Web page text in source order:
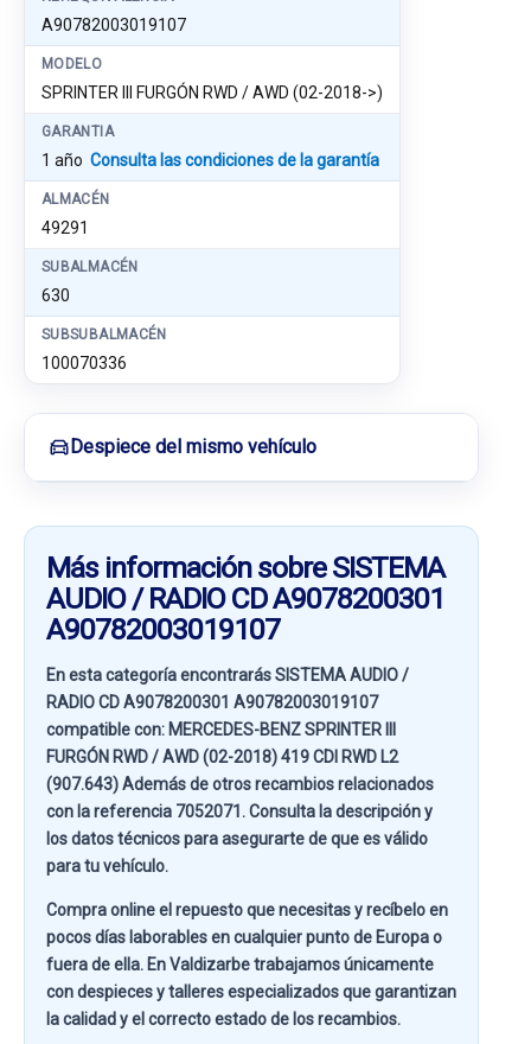
A90782003019107
MODELO
SPRINTER III FURGÓN RWD / AWD (02-2018->)
GARANTIA
1 año Consulta las condiciones de la garantía
ALMACÉN
49291
SUBALMACÉN
630
SUBSUBALMACÉN
100070336
Despiece del mismo vehículo
Más información sobre SISTEMA
AUDIO / RADIO CD A9078200301
A90782003019107
En esta categoría encontrarás SISTEMA AUDIO /
RADIO CD A9078200301 A90782003019107
compatible con: MERCEDES-BENZ SPRINTER III
FURGÓN RWD / AWD (02-2018) 419 CDI RWD L2
(907.643)Además de otros recambios relacionados
con la referencia 7052071 . Consulta la descripción y
los datos técnicos para asegurarte de que es válido
para tu vehículo.
Compra online el repuesto que necesitas y recíbelo en
pocos días laborables en cualquier punto de Europa o
fuera de ella. EnValdizarbetrabajamos únicamente
con despieces y talleres especializados que garantizan
la calidad y el correcto estado de los recambios.